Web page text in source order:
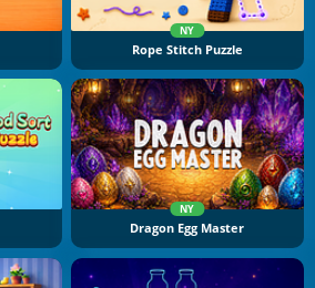
NY
Rope Stitch Puzzle
NY
Dragon Egg Master